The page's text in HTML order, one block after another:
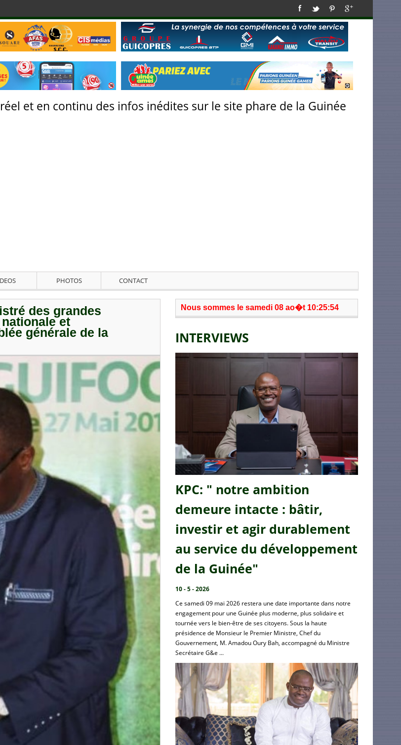
et en continu des infos inédites sur le site phare de la Guinée
PHOTOS CONTACT
des grandes
et
générale de la
Nous sommes le samedi 08 ao�t 10:25:54
INTERVIEWS
KPC: " notre ambition
demeure intacte : bâtir,
investir et agir durablement
au service du développement
de la Guinée"
10 - 5 - 2026
Ce samedi 09 mai 2026 restera une date importante dans notre
engagement pour une Guinée plus moderne, plus solidaire et
tournée vers le bien-être de ses citoyens. Sous la haute
présidence de Monsieur le Premier Ministre, Chef du
Gouvernement, M. Amadou Oury Bah, accompagné du Ministre
Secrétaire G&e ...